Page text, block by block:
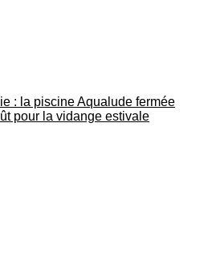
: la piscine Aqualude fermée
pour la vidange estivale